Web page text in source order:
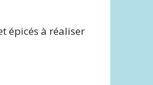
épicés à réaliser